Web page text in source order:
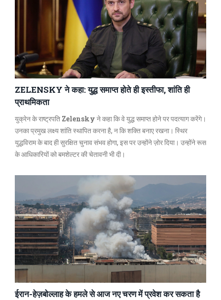
ZELENSKY ने कहा: युद्ध समाप्त होते ही इस्तीफा, शांति ही
प्राथमिकता
युक्रेन के राष्ट्रपति Zelensky ने कहा कि वे युद्ध समाप्त होने पर पदत्याग करेंगे।
उनका प्रमुख लक्ष्य शांति स्थापित करना है, न कि शक्ति बनाए रखना। स्थिर
युद्धविराम के बाद ही सुरक्षित चुनाव संभव होगा, इस पर उन्होंने ज़ोर दिया। उन्होंने रूस
के आधिकारियों को बमशेल्टर की चेतावनी भी दी।
ईरान-हेज़बोल्लाह के हमले से आज नए चरण में प्रवेश कर सकता है